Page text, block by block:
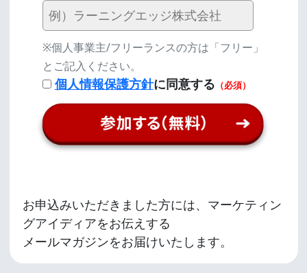
※個人事業主/フリーランスの方は「フリー」
とご記入ください。
個人情報保護方針に同意する （必須）
お申込みいただきました方には、マーケティン
グアイディアをお伝えする
メールマガジンをお届けいたします。